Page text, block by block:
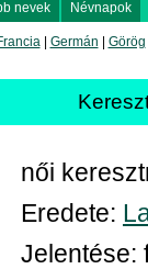
nevek Névnapok
| Germán Görög
női
Eredete:
Jelentése: